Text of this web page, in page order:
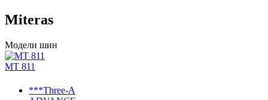
Miteras
Модели шин
MT 811
***Three-A